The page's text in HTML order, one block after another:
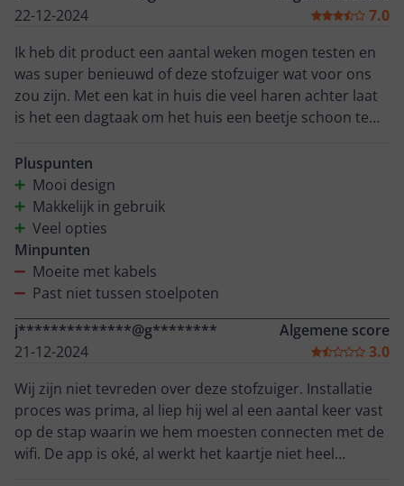
22-12-2024
7.0
Ik heb dit product een aantal weken mogen testen en
was super benieuwd of deze stofzuiger wat voor ons
zou zijn. Met een kat in huis die veel haren achter laat
is het een dagtaak om het huis een beetje schoon te
gaat super makkelijk. Ook vind ik het design mooi en
zijn de instructies voor het gebruik heel handig. Ik kon
daarom snel van start. Helaas viel het daadwerkelijke
gebruik wat tegen. De stofzuiger had erg veel moeite
met kabels en heeft meerdere keren stekkers uit de
stopcontacten getrokken, zelfs als ik had aangegeven
daar extra voorzichtig te zijn. Daarnaast lukte het niet
stonden. Daardoor kon ik bijvoorbeeld niet aangeven
dat er voorzichtig gedaan moest worden als het te
goed schoon maakt, vertrouwde ik het hierdoor niet
om hem aan te zetten als wij niet thuis waren en
daarvoor wilde ik hem juist gebruiken. Voor mij dus
helaas geen aanrader!
Pluspunten
Mooi design
Makkelijk in gebruik
Veel opties
Minpunten
Moeite met kabels
Past niet tussen stoelpoten
j**************@g********
21-12-2024
Algemene score
3.0
Wij zijn niet tevreden over deze stofzuiger. Installatie
proces was prima, al liep hij wel al een aantal keer vast
op de stap waarin we hem moesten connecten met de
wifi. De app is oké, al werkt het kaartje niet heel